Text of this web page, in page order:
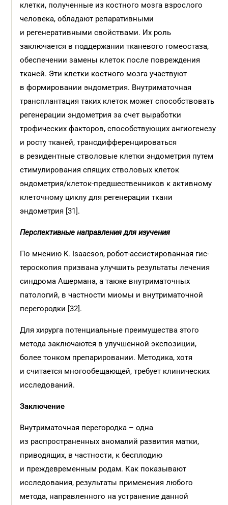
клетки, полученные из костного мозга взрослого
человека, обладают репаративными
и регенеративными свойствами. Их роль
заключается в поддержании тканевого гомеостаза,
обеспечении замены клеток после повреждения
тканей. Эти клетки костного мозга участвуют
в формировании эндометрия. Внутриматочная
трансплантация таких клеток может способствовать
регенерации эндометрия за счет выработки
трофических факторов, способствующих ангиогенезу
и росту тканей, трансдифференцироваться
в резидентные стволовые клетки эндометрия путем
стимулирования спящих стволовых клеток
эндометрия/клеток-предшественников к активному
клеточному циклу для регенерации ткани
эндометрия [31].
Перспективные направления для изучения
По мнению K. Isaacson, робот-ассистированная гис­
тероскопия призвана улучшить результаты лечения
синдрома Ашермана, а также внутриматочных
патологий, в частности миомы и внутриматочной
перегородки [32].
Для хирурга потенциальные преимущества этого
метода заключаются в улучшенной экспозиции,
более тонком препарировании. Методика, хотя
и считается многообещающей, требует клинических
исследований.
Заключение
Внутриматочная перегородка – одна
из распространенных аномалий развития матки,
приводящих, в частности, к бесплодию
и преждевременным родам. Как показывают
исследования, результаты применения любого
метода, направленного на устранение данной